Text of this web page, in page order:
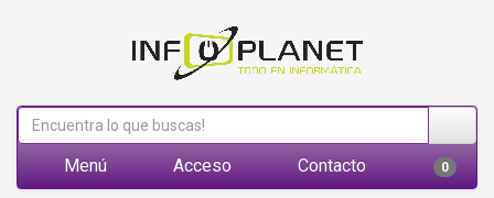
Menú Acceso Contacto 0